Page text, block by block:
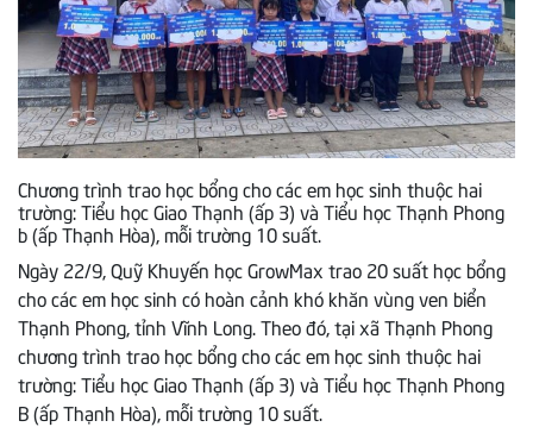
Chương trình trao học bổng cho các em học sinh thuộc hai
trường: Tiểu học Giao Thạnh (ấp 3) và Tiểu học Thạnh Phong
b (ấp Thạnh Hòa), mỗi trường 10 suất.
Ngày 22/9, Quỹ Khuyến học GrowMax trao 20 suất học bổng
cho các em học sinh có hoàn cảnh khó khăn vùng ven biển
Thạnh Phong, tỉnh Vĩnh Long. Theo đó, tại xã Thạnh Phong
chương trình trao học bổng cho các em học sinh thuộc hai
trường: Tiểu học Giao Thạnh (ấp 3) và Tiểu học Thạnh Phong
B (ấp Thạnh Hòa), mỗi trường 10 suất.